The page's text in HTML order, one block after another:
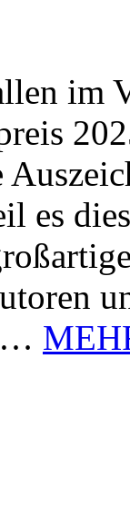
im
es